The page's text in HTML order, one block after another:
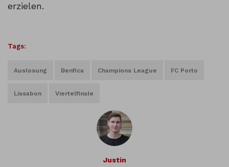
erzielen.
Tags:
Auslosung Benfica Champions League FC Porto
Lissabon Viertelfinale
Justin